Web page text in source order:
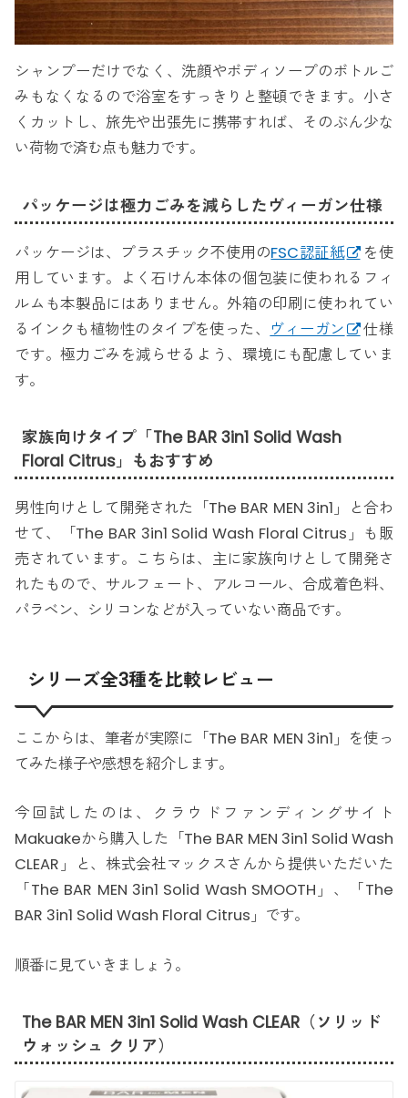
シャンプーだけでなく、洗顔やボディソープのボトルご
みもなくなるので浴室をすっきりと整頓できます。小さ
くカットし、旅先や出張先に携帯すれば、そのぶん少な
い荷物で済む点も魅力です。
パッケージは極力ごみを減らしたヴィーガン仕様
パッケージは、プラスチック不使用のFSC認証紙
を使
用しています。よく石けん本体の個包装に使われるフィ
ルムも本製品にはありません。外箱の印刷に使われてい
るインクも植物性のタイプを使った、
ヴィーガン
仕様
です。極力ごみを減らせるよう、環境にも配慮していま
す。
家族向けタイプ「The BAR 3in1 Solid Wash
Floral Citrus」もおすすめ
男性向けとして開発された「The BAR MEN 3in1」と合わ
せて、「The BAR 3in1 Solid Wash Floral Citrus」も販
売されています。こちらは、主に家族向けとして開発さ
れたもので、サルフェート、アルコール、合成着色料、
パラベン、シリコンなどが入っていない商品です。
シリーズ全3種を比較レビュー
ここからは、筆者が実際に「The BAR MEN 3in1」を使っ
てみた様子や感想を紹介します。
今回試したのは、クラウドファンディングサイト
Makuakeから購入した「The BAR MEN 3in1 Solid Wash
CLEAR」と、株式会社マックスさんから提供いただいた
「The BAR MEN 3in1 Solid Wash SMOOTH」、「The
BAR 3in1 Solid Wash Floral Citrus」です。
順番に見ていきましょう。
The BAR MEN 3in1 Solid Wash CLEAR（ソリッド
ウォッシュ クリア）